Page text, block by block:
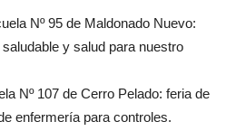
Nº 95 de Maldonado Nuevo:
y salud para nuestro
Nº 107 de Cerro Pelado: feria de
enfermería para controles.